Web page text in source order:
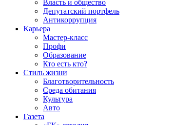
Власть и общество
Депутатский портфель
Антикоррупция
Карьера
Мастер-класс
Профи
Образование
Кто есть кто?
Стиль жизни
Благотворительность
Среда обитания
Культура
Авто
Газета